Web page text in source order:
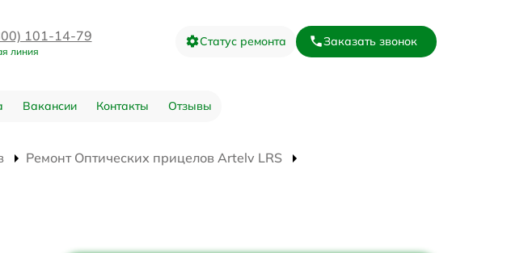
101-14-79
линия
Статус ремонта Заказать звонок
Вакансии Контакты Отзывы
Ремонт Оптических прицелов Artelv LRS